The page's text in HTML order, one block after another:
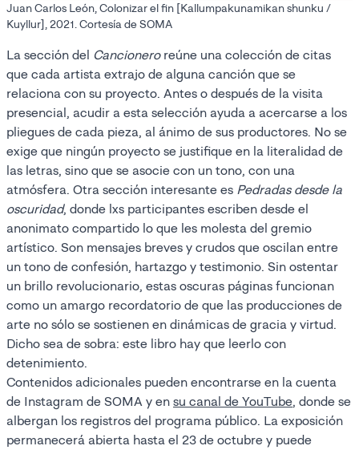
Juan Carlos León, Colonizar el fin [Kallumpakunamikan shunku /
Kuyllur], 2021. Cortesía de SOMA
La sección del Cancioneroreúne una colección de citas
que cada artista extrajo de alguna canción que se
relaciona con su proyecto. Antes o después de la visita
presencial, acudir a esta selección ayuda a acercarse a los
pliegues de cada pieza, al ánimo de sus productores. No se
exige que ningún proyecto se justifique en la literalidad de
las letras, sino que se asocie con un tono, con una
atmósfera. Otra sección interesante es Pedradas desde la
oscuridad, donde lxs participantes escriben desde el
anonimato compartido lo que les molesta del gremio
artístico. Son mensajes breves y crudos que oscilan entre
un tono de confesión, hartazgo y testimonio. Sin ostentar
un brillo revolucionario, estas oscuras páginas funcionan
como un amargo recordatorio de que las producciones de
arte no sólo se sostienen en dinámicas de gracia y virtud.
Dicho sea de sobra: este libro hay que leerlo con
detenimiento.
Contenidos adicionales pueden encontrarse en la cuenta
de Instagram de SOMA y en su canal de YouTube, donde se
albergan los registros del programa público. La exposición
permanecerá abierta hasta el 23 de octubre y puede